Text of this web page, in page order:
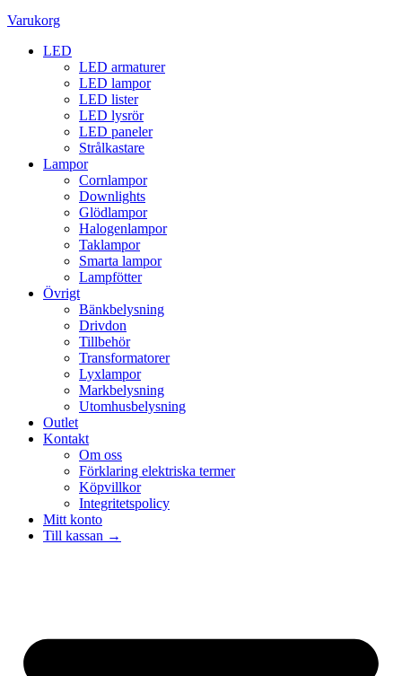
Varukorg
LED
LED armaturer
LED lampor
LED lister
LED lysrör
LED paneler
Strålkastare
Lampor
Cornlampor
Downlights
Glödlampor
Halogenlampor
Taklampor
Smarta lampor
Lampfötter
Övrigt
Bänkbelysning
Drivdon
Tillbehör
Transformatorer
Lyxlampor
Markbelysning
Utomhusbelysning
Outlet
Kontakt
Om oss
Förklaring elektriska termer
Köpvillkor
Integritetspolicy
Mitt konto
Till kassan →